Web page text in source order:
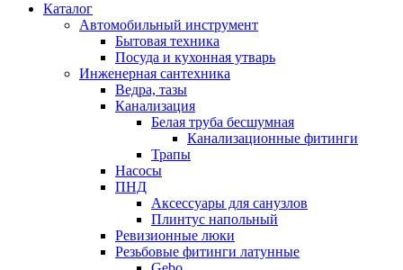
Каталог
Автомобильный инструмент
Бытовая техника
Посуда и кухонная утварь
Инженерная сантехника
Ведра, тазы
Канализация
Белая труба бесшумная
Канализационные фитинги
Трапы
Насосы
ПНД
Аксессуары для санузлов
Плинтус напольный
Ревизионные люки
Резьбовые фитинги латунные